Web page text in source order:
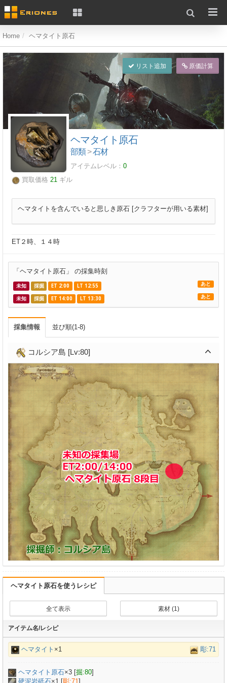
Home ヘマタイト原石
リスト追加 原価計算
ヘマタイト原石
部類>石材
アイテムレベル： 0
買取価格 21 ギル
ヘマタイトを含んでいると思しき原石 [クラフターが用いる素材]
ET２時、１４時
「ヘマタイト原石」 の採集時刻
未知 採掘 あと
ET 2:00
LT 12:55
未知
採掘 あと
ET 14:00 LT 13:30
採集情報 並び順(1-8)
コルシア島 [Lv:80]
ヘマタイト原石を使うレシピ
全て表示 素材 (1)
アイテム名/レシピ
ヘマタイト ×1 彫:71
ヘマタイト原石×3 [掘:80]
硬泥岩砥石×1 [彫:71 ]